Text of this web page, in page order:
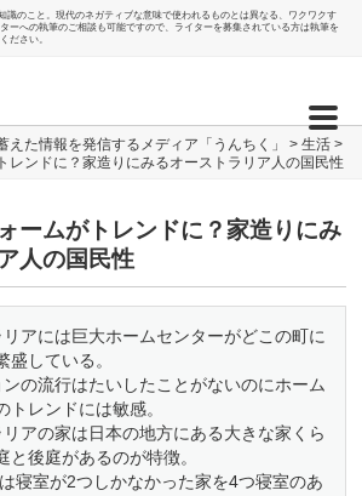
識のこと。現代のネガティブな意味で使われるものとは異なる、ワクワクす
ーへの執筆のご相談も可能ですので、ライターを募集されている方は執筆を
ださい。
えた情報を発信するメディア「うんちく」 >生活 >
レンドに？家造りにみるオーストラリア人の国民性
ームがトレンドに？家造りにみ
人の国民性
アには巨大ホームセンターがどこの町に
盛している。
の流行はたいしたことがないのにホーム
トレンドには敏感。
アの家は日本の地方にある大きな家くら
と後庭があるのが特徴。
寝室が2つしかなかった家を4つ寝室のあ